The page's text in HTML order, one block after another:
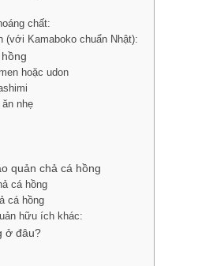
chất:
(với Kamaboko chuẩn Nhật):
hoặc udon
nhẹ
quản chả cá hồng
cá hồng
cá hồng
hữu ích khác:
ở đâu?